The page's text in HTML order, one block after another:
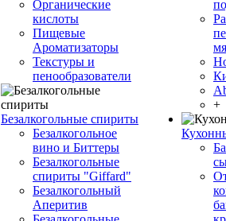
Органические
кислоты
Пищевые
Ароматизаторы
Текстуры и
пенообразователи
Безалкогольные спириты
Безалкогольное
вино и Биттеры
Безалкогольные
спириты "Giffard"
Безалкогольный
Аперитив
+